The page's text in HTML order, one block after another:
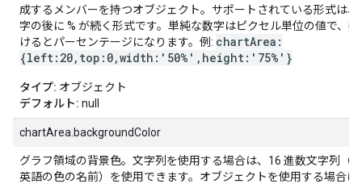
成するメンバーを持つオブジェクト。サポートされている形式は
字の後に % が続く形式です。単純な数字はピクセル単位の値で、
けるとパーセンテージになります。例: chartArea:
{left:20,top:0,width:'50%',height:'75%'}
タイプ: オブジェクト
デフォルト: null
chartArea.backgroundColor
グラフ領域の背景色。文字列を使用する場合は、16 進数文字列（
英語の色の名前）を使用できます。オブジェクトを使用する場合は